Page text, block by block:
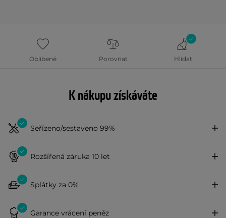
Oblíbené Porovnat Hlídat
K nákupu získáváte
Seřízeno/sestaveno 99%
Rozšířená záruka 10 let
Splátky za 0%
Garance vrácení peněz